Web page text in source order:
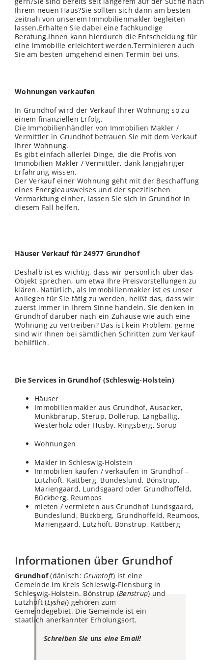
Ihrem neuen Haus?Sie sollten sich dann am besten
zeitnah von unserem Immobilienmakler begleiten
lassen.Erhalten Sie dabei eine fachkundige
Beratung.Ihnen kann hierdurch die Entscheidung für
eine Immobilie erleichtert werden.Terminieren auch
Sie am besten umgehend einen Termin bei uns.
Wohnungen verkaufen
In Grundhof wird der Verkauf Ihrer Wohnung so zu
einem finanziellen Erfolg.
Die Immobilienhändler von Immobilien Makler /
Vermittler in Grundhof betrauen Sie mit dem Verkauf
Ihrer Wohnung.
Es gibt einfach allerlei Dinge, die die Profis von
Immobilien Makler / Vermittler, dank langjähriger
Erfahrung wissen.
Der Verkauf einer Wohnung geht mit der Beschaffung
eines Energieausweises und der spezifischen
Vermarktung einher, lassen Sie sich in Grundhof in
diesem Fall helfen.
Häuser Verkauf für 24977 Grundhof
Deshalb ist es wichtig, dass wir persönlich über das
Objekt sprechen, um etwa Ihre Preisvorstellungen zu
klären. Natürlich, als Immobilienmakler ist es unser
Anliegen für Sie tätig zu werden, heißt das, dass wir
zuerst immer in Ihrem Sinne handeln. Sie denken in
Grundhof darüber nach ein Zuhause wie auch eine
Wohnung zu vertreiben? Das ist kein Problem, gerne
sind wir Ihnen bei sämtlichen Schritten zum Verkauf
behilflich.
Die Services in Grundhof (Schleswig-Holstein)
Häuser
Immobilienmakler aus Grundhof, Ausacker,
Munkbrarup, Sterup, Dollerup, Langballig,
Westerholz oder Husby, Ringsberg,Sörup
Wohnungen
Makler in Schleswig-Holstein
Immobilien kaufen / verkaufen in Grundhof –
Lutzhöft, Kattberg, Bundeslund, Bönstrup,
Mariengaard, Lundsgaard oder Grundhoffeld,
Bückberg, Reumoos
mieten / vermieten aus Grundhof Lundsgaard,
Bundeslund, Bückberg, Grundhoffeld, Reumoos,
Mariengaard, Lutzhöft, Bönstrup, Kattberg
Informationen über Grundhof
Grundhof(dänisch: Grumtoft) ist eine
Gemeinde im Kreis Schleswig-Flensburgin
Schleswig-Holstein. Bönstrup (Bønstrup) und
Lutzhöft (Lyshøj) gehören zum
Gemeindegebiet. Die Gemeinde ist ein
staatlich anerkannter Erholungsort.
Schreiben Sie uns eine Email!